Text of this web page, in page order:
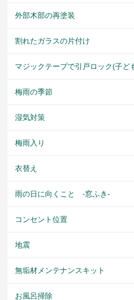
外部木部の再塗装
割れたガラスの片付け
マジックテープで引戸ロック(子ど
梅雨の季節
湿気対策
梅雨入り
衣替え
雨の日に向くこと -窓ふき-
コンセント位置
地震
無垢材メンテナンスキット
お風呂掃除